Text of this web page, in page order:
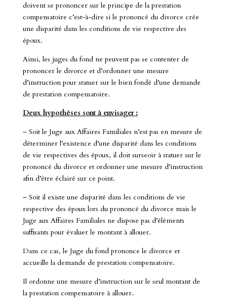
doivent se prononcer sur le principe de la prestation
compensatoire c’est-à-dire si le prononcé du divorce crée
une disparité dans les conditions de vie respective des
époux.
Ainsi, les juges du fond ne peuvent pas se contenter de
prononcer le divorce et d’ordonner une mesure
d’instruction pour statuer sur le bien fondé d’une demande
de prestation compensatoire.
Deux hypothèses sont à envisager :
– Soit le Juge aux Affaires Familiales n’est pas en mesure de
déterminer l’existence d’une disparité dans les conditions
de vie respectives des époux, il doit surseoir à statuer sur le
prononcé du divorce et ordonner une mesure d’instruction
afin d’être éclairé sur ce point.
– Soit il existe une disparité dans les conditions de vie
respective des époux lors du prononcé du divorce mais le
Juge aux Affaires Familiales ne dispose pas d’éléments
suffisants pour évaluer le montant à allouer.
Dans ce cas, le Juge du fond prononce le divorce et
accueille la demande de prestation compensatoire.
Il ordonne une mesure d’instruction sur le seul montant de
la prestation compensatoire à allouer.